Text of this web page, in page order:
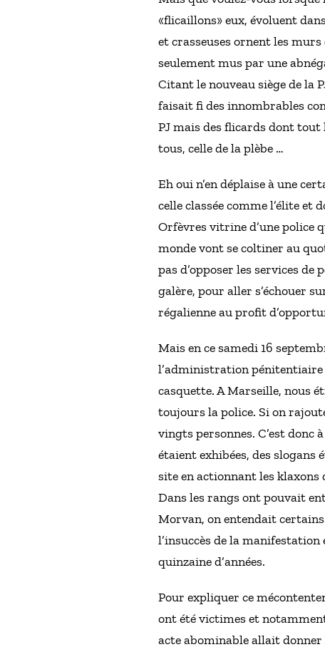
«flicaillons» eux, évoluent
et crasseuses ornent les
seulement mus par une
Citant le nouveau siège de la
faisait fi des innombrables
PJ mais des flicards dont tout
tous, celle de la plèbe …
Eh oui n’en déplaise à une
celle classée comme l’élite et
Orfèvres vitrine d’une police
monde vont se coltiner au
pas d’opposer les services
galère, pour aller s’échouer
régalienne au profit
Mais en ce samedi 16
l’administration pénitentiaire
casquette. A Marseille, nous
toujours la police. Si on
vingts personnes. C’est donc
étaient exhibées, des
site en actionnant les klaxons
Dans les rangs ont pouvait
Morvan, on entendait
l’insuccès de la
quinzaine d’années.
Pour expliquer ce
ont été victimes et
acte abominable allait